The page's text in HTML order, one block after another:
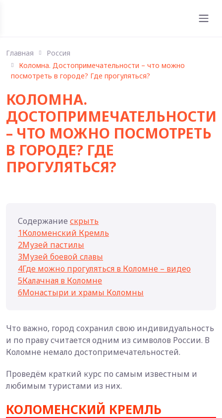
Главная
Россия
Коломна. Достопримечательности – что можно
посмотреть в городе? Где прогуляться?
КОЛОМНА.
ДОСТОПРИМЕЧАТЕЛЬНОСТИ
– ЧТО МОЖНО ПОСМОТРЕТЬ
В ГОРОДЕ? ГДЕ
ПРОГУЛЯТЬСЯ?
Содержание скрыть
1Коломенский Кремль
2Музей пастилы
3Музей боевой славы
4Где можно прогуляться в Коломне – видео
5Калачная в Коломне
6Монастыри и храмы Коломны
Что важно, город сохранил свою индивидуальность
и по праву считается одним из символов России. В
Коломне немало достопримечательностей.
Проведём краткий курс по самым известным и
любимым туристами из них.
КОЛОМЕНСКИЙ КРЕМЛЬ